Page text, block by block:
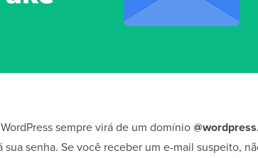
sempre virá de um domínio
senha. Se você receber um e-mail suspeito,